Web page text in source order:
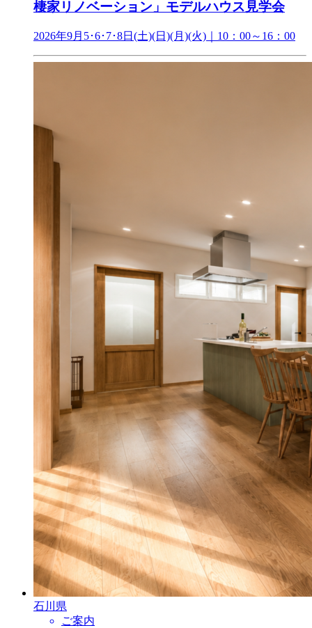
棲家リノベーション」モデルハウス見学会
2026年9月5･6･7･8日(土)(日)(月)(火)｜10：00～16：00
石川県
ご案内